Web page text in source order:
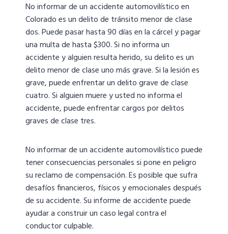
No informar de un accidente automovilístico en
Colorado es un delito de tránsito menor de clase
dos. Puede pasar hasta 90 días en la cárcel y pagar
una multa de hasta $300. Si no informa un
accidente y alguien resulta herido, su delito es un
delito menor de clase uno más grave. Si la lesión es
grave, puede enfrentar un delito grave de clase
cuatro. Si alguien muere y usted no informa el
accidente, puede enfrentar cargos por delitos
graves de clase tres.
No informar de un accidente automovilístico puede
tener consecuencias personales si pone en peligro
su reclamo de compensación. Es posible que sufra
desafíos financieros, físicos y emocionales después
de su accidente. Su informe de accidente puede
ayudar a construir un caso legal contra el
conductor culpable.